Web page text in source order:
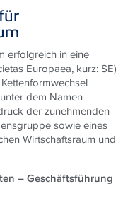
erfolgreich in eine
Europaea, kurz: SE)
dem Namen
der zunehmenden
sowie eines
Wirtschaftsraum und
– Geschäftsführung